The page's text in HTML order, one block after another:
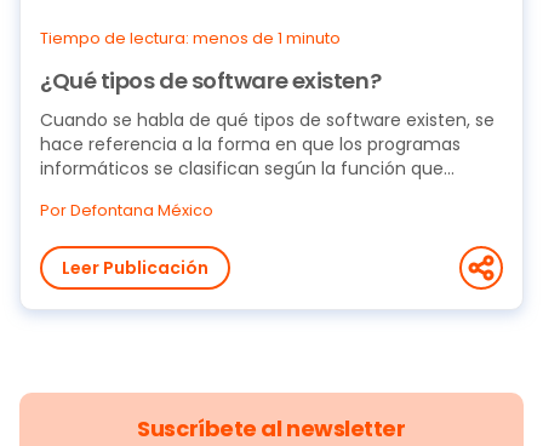
Tiempo de lectura: menos de 1 minuto
¿Qué tipos de software existen?
Cuando se habla de qué tipos de software existen, se
hace referencia a la forma en que los programas
informáticos se clasifican según la función que...
Por Defontana México
Leer Publicación
Suscríbete al newsletter